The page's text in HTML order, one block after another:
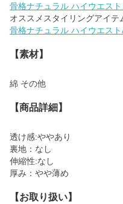
骨格ナチュラル ハイウエス
骨格ナチュラル ハイウエス
【素材】
綿 その他
【商品詳細】
透け感:ややあり
裏地：なし
伸縮性:なし
厚み：やや薄め
【お取り扱い】